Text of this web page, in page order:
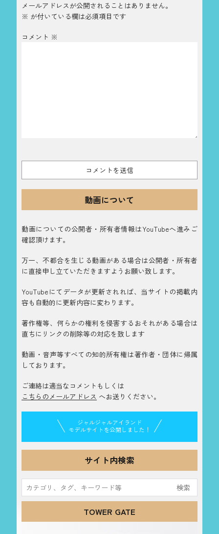
メールアドレスが公開されることはありません。
※ が付いている欄は必須項目です
コメント ※
動画について
動画についての公開者・所有者情報はYouTubeへ進みご
確認頂けます。
万一、不都合を生じる動画がある場合は公開者・所有者
に直接申し立ていただきますようお願い致します。
YouTubeにてデータが更新されれば、当サイトの掲載内
容も自動的に更新内容に変わります。
著作権等、何らかの権利を侵害するおそれがある場合は
直ちにリンクの削除等の対応を致します
動画・音声等すべての知的所有権は著作者・団体に帰属
しております。
ご連絡は適当なコメントもしくは
こちらのメールアドレス へお送りください。
ジャルジャルアイランド
モデルサイトを公開しました！
サイト内検索
索:
TOWER GATE